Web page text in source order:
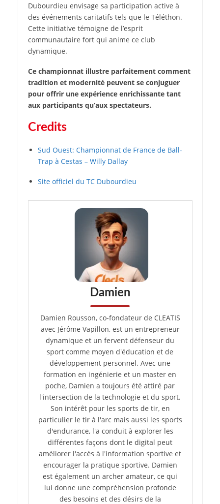
Dubourdieu envisage sa participation active à
des événements caritatifs tels que le Téléthon.
Cette initiative témoigne de l’esprit
communautaire fort qui anime ce club
dynamique.
Ce championnat illustre parfaitement comment
tradition et modernité peuvent se conjuguer
pour offrir une expérience enrichissante tant
aux participants qu’aux spectateurs.
Credits
Sud Ouest: Championnat de France de Ball-
Trap à Cestas – Willy Dallay
Site officiel du TC Dubourdieu
Damien
Damien Rousson, co-fondateur de CLEATIS
avec Jérôme Vapillon, est un entrepreneur
dynamique et un fervent défenseur du
sport comme moyen d'éducation et de
développement personnel. Avec une
formation en ingénierie et un master en
poche, Damien a toujours été attiré par
l'intersection de la technologie et du sport.
Son intérêt pour les sports de tir, en
particulier le tir à l'arc mais aussi les sports
d'endurance, l'a conduit à explorer les
différentes façons dont le digital peut
améliorer l'accès à l'information sportive et
encourager la pratique sportive. Damien
est également un archer amateur, ce qui
lui donne une compréhension profonde
des besoins et des désirs de la